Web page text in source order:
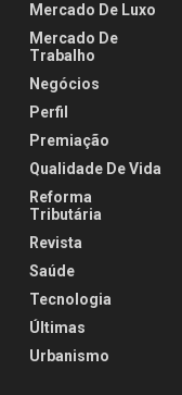
Mercado De Luxo
Mercado De
Trabalho
Negócios
Perfil
Premiação
Qualidade De Vida
Reforma
Tributária
Revista
Saúde
Tecnologia
Últimas
Urbanismo